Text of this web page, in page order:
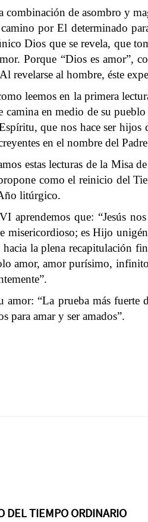
combinación de asombro y
por El determinado
Dios que se revela, que
Porque “Dios es amor”,
revelarse al hombre, éste
leemos en la primera
en medio de su
que nos hace ser
en el nombre del
estas lecturas de la Misa
como el reinicio del
litúrgico.
aprendemos que: “Jesús
misericordioso; es Hijo
la plena recapitulación
amor, amor purísimo,
amor: “La prueba más
para amar y ser amados”.
DEL TIEMPO ORDINARIO